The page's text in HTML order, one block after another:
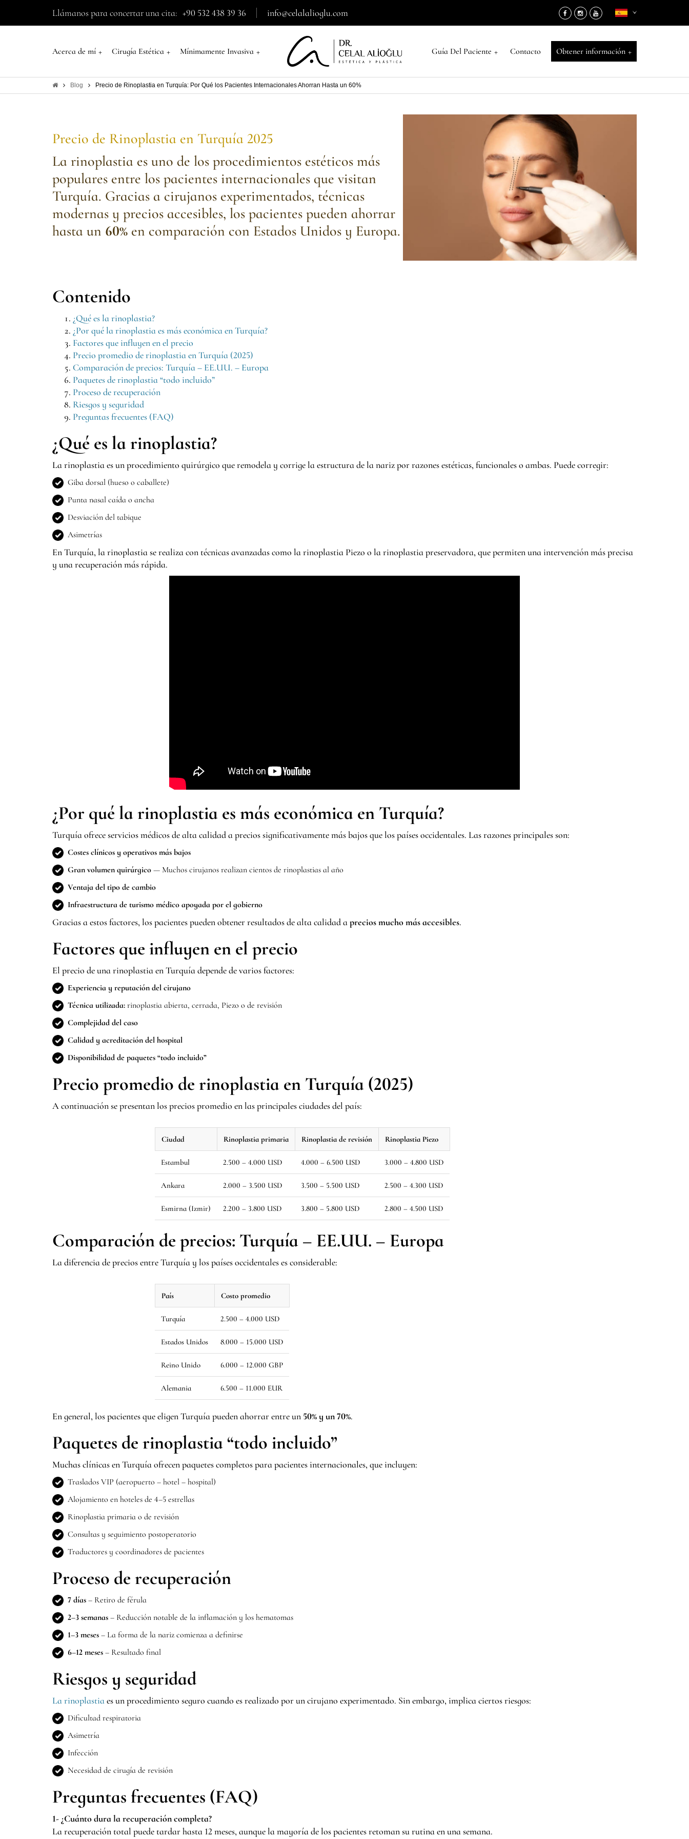
Llámanos para concertar una cita: +90 532 438 39 36 info@celalalioglu.com
Acerca de mí + Cirugía Estética + Mínimamente Invasiva + Guía Del Paciente + Contacto Obtener información +
Blog Precio de Rinoplastia en Turquía: Por Qué los Pacientes Internacionales Ahorran Hasta un 60%
Precio de Rinoplastia en Turquía 2025
La rinoplastia es uno de los procedimientos estéticos más
populares entre los pacientes internacionales que visitan
Turquía. Gracias a cirujanos experimentados, técnicas
modernas y precios accesibles, los pacientes pueden ahorrar
hasta un 60% en comparación con Estados Unidos y Europa.
Contenido
¿Qué es la rinoplastia?
¿Por qué la rinoplastia es más económica en Turquía?
Factores que influyen en el precio
Precio promedio de rinoplastia en Turquía (2025)
Comparación de precios: Turquía – EE.UU. – Europa
Paquetes de rinoplastia “todo incluido”
Proceso de recuperación
Riesgos y seguridad
Preguntas frecuentes (FAQ)
¿Qué es la rinoplastia?
La rinoplastia es un procedimiento quirúrgico que remodela y corrige la estructura de la nariz por razones estéticas, funcionales o ambas. Puede corregir:
Giba dorsal (hueso o caballete)
Punta nasal caída o ancha
Desviación del tabique
Asimetrías
En Turquía, la rinoplastia se realiza con técnicas avanzadas como la rinoplastia Piezo o la rinoplastia preservadora, que permiten una intervención más precisa
y una recuperación más rápida.
¿Por qué la rinoplastia es más económica en Turquía?
Turquía ofrece servicios médicos de alta calidad a precios significativamente más bajos que los países occidentales. Las razones principales son:
Costes clínicos y operativos más bajos
Gran volumen quirúrgico — Muchos cirujanos realizan cientos de rinoplastias al año
Ventaja del tipo de cambio
Infraestructura de turismo médico apoyada por el gobierno
Gracias a estos factores, los pacientes pueden obtener resultados de alta calidad aprecios mucho más accesibles.
Factores que influyen en el precio
El precio de una rinoplastia en Turquía depende de varios factores:
Experiencia y reputación del cirujano
Técnica utilizada: rinoplastia abierta, cerrada, Piezo o de revisión
Complejidad del caso
Calidad y acreditación del hospital
Disponibilidad de paquetes “todo incluido”
Precio promedio de rinoplastia en Turquía (2025)
A continuación se presentan los precios promedio en las principales ciudades del país:
Ciudad Rinoplastia primaria Rinoplastia de revisión Rinoplastia Piezo
Estambul 2.500 – 4.000 USD 4.000 – 6.500 USD 3.000 – 4.800 USD
Ankara 2.000 – 3.500 USD 3.500 – 5.500 USD 2.500 – 4.300 USD
Esmirna (Izmir) 2.200 – 3.800 USD 3.800 – 5.800 USD 2.800 – 4.500 USD
Comparación de precios: Turquía – EE.UU. – Europa
La diferencia de precios entre Turquía y los países occidentales es considerable:
País Costo promedio
Turquía 2.500 – 4.000 USD
Estados Unidos 8.000 – 15.000 USD
Reino Unido 6.000 – 12.000 GBP
Alemania 6.500 – 11.000 EUR
En general, los pacientes que eligen Turquía pueden ahorrar entre un 50% y un 70%.
Paquetes de rinoplastia “todo incluido”
Muchas clínicas en Turquía ofrecen paquetes completos para pacientes internacionales, que incluyen:
Traslados VIP (aeropuerto – hotel – hospital)
Alojamiento en hoteles de 4–5 estrellas
Rinoplastia primaria o de revisión
Consultas y seguimiento postoperatorio
Traductores y coordinadores de pacientes
Proceso de recuperación
7 días – Retiro de férula
2–3 semanas – Reducción notable de la inflamación y los hematomas
1–3 meses – La forma de la nariz comienza a definirse
6–12 meses – Resultado final
Riesgos y seguridad
La rinoplastiaes un procedimiento seguro cuando es realizado por un cirujano experimentado. Sin embargo, implica ciertos riesgos:
Dificultad respiratoria
Asimetría
Infección
Necesidad de cirugía de revisión
Preguntas frecuentes (FAQ)
1- ¿Cuánto dura la recuperación completa?
La recuperación total puede tardar hasta 12 meses, aunque la mayoría de los pacientes retoman su rutina en una semana.